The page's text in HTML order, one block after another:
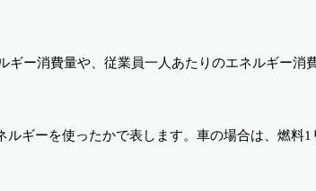
ー消費量や、従業員一人あたりのエネルギー消
ギーを使ったかで表します。車の場合は、燃料